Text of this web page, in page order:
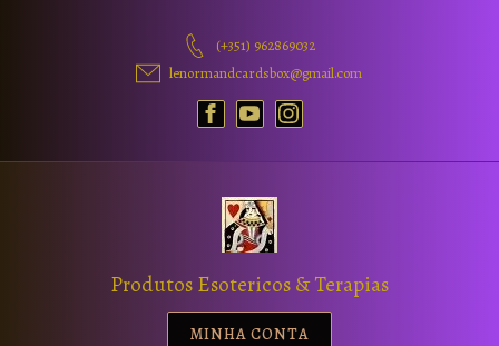
(+351) 962869032
lenormandcardsbox@gmail.com
Produtos Esotericos & Terapias
MINHA CONTA